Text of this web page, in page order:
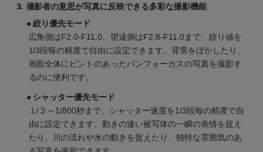
3. 撮影者の意思が写真に反映できる多彩な撮影機能
● 絞り優先モード
広角側はF2.0-F11.0、望遠側はF2.8-F11.0まで、絞り値を
1/3段毎の精度で自由に設定できます。背景をぼかしたり、
画面全体にピントのあったパンフォーカスの写真を撮影す
るのに便利です。
● シャッター優先モード
１/２～1/800秒まで、シャッター速度を1/3段毎の精度で自
由に設定できます。動きの速い被写体の一瞬の表情を捉え
たり、川の流れや水の動きを捉えたり、独特な雰囲気のあ